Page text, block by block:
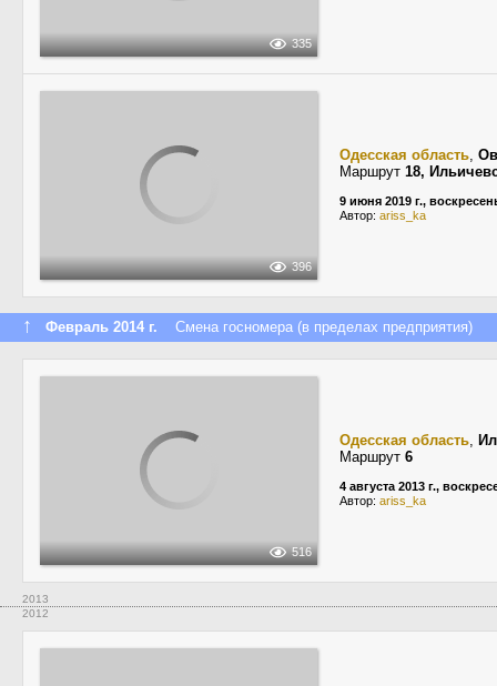
335
396
Одесская область,
Маршрут 18,
9 июня 2019 г.,
Автор: ariss_ka
↑ Февраль 2014 г. Смена госномера (в пределах предприятия)
516
Одесская область,
Маршрут 6
4 августа 2013 г.,
Автор: ariss_ka
2013
2012